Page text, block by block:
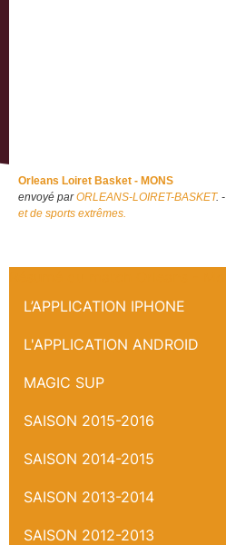
Orleans Loiret Basket - MONS
envoyé parORLEANS-LOIRET-BASKET. -
et de sports extrêmes.
L’APPLICATION IPHONE
L'APPLICATION ANDROID
MAGIC SUP
SAISON 2015-2016
SAISON 2014-2015
SAISON 2013-2014
SAISON 2012-2013